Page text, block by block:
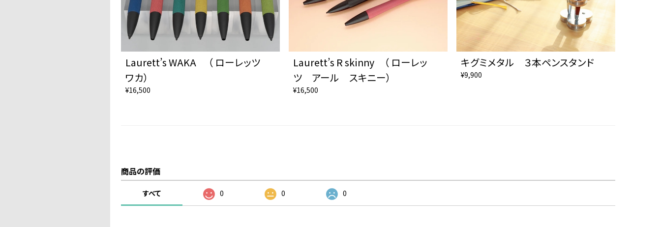
Laurett’s WAKA （ ローレッツ
ワカ）
¥16,500
Laurett’s R skinny （ ローレッ
ツ アール スキニー）
¥16,500
キグミメタル ３本ペンスタンド
¥9,900
商品の評価
すべて 0 0 0